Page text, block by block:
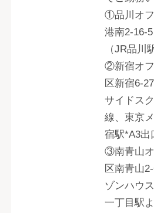
①品川オ
港南2-16-
（JR品川
②新宿オ
区新宿6-
サイドス
線、東京
宿駅*A3出
③南青山
区南青山
ゾンハウ
一丁目駅